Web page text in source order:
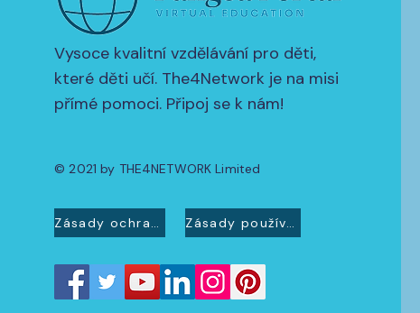
Vysoce kvalitní vzdělávání pro děti,
které děti učí. The4Network je na misi
přímé pomoci. Připoj se k nám!
© 2021 by THE4NETWORK Limited
Zásady ochrany osobních údajů Zásady používání souborů cookie